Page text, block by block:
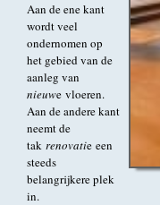
Aan de ene kant
wordt veel
ondernomen op
het gebied van de
aanleg van
nieuwe vloeren.
Aan de andere kant
neemt de
tak renovatie een
steeds
belangrijkere plek
in.